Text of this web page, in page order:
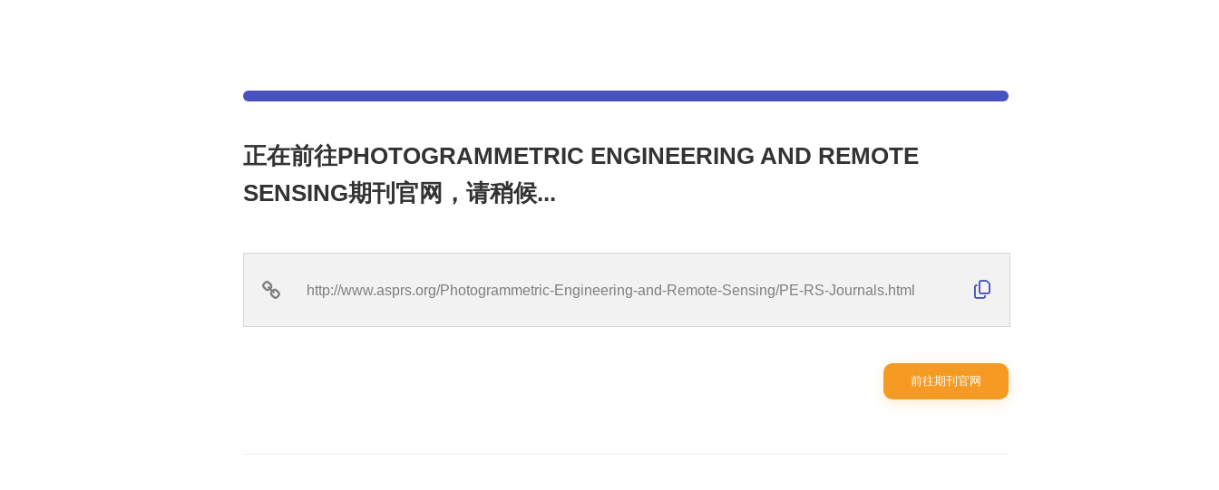
正在前往PHOTOGRAMMETRIC ENGINEERING AND REMOTE
SENSING期刊官网，请稍候...
http://www.asprs.org/Photogrammetric-Engineering-and-Remote-Sensing/PE-RS-Journals.html